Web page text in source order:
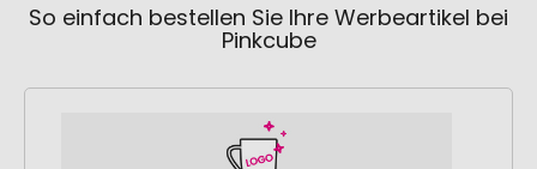
So einfach bestellen Sie Ihre Werbeartikel bei
Pinkcube